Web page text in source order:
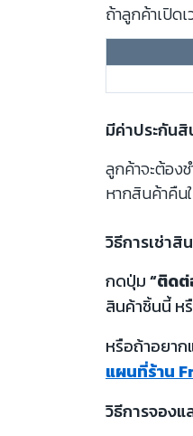
ถ้าลูกค้าเปิด
มีค่าประกัน
ลูกค้าจะต้อง
หากสินค้าคืน
วิธีการเช่าสิ
กดปุ่ม“ติดต่
สินค้าชิ้นนี้ ห
หรือถ้าอยาก
แผนที่ร้าน
วิธีการจองแ